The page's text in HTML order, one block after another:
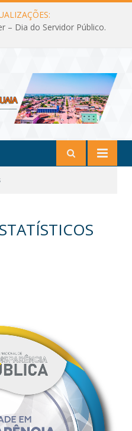
– Dia do Servidor Público.